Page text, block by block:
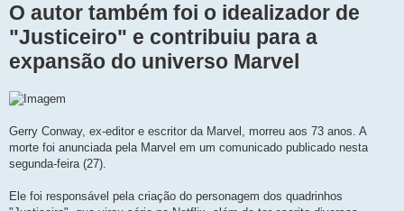
n
s
g
m
O autor também foi o idealizador de
"Justiceiro" e contribuiu para a
expansão do universo Marvel
Gerry Conway, ex-editor e escritor da Marvel, morreu aos 73 anos. A
morte foi anunciada pela Marvel em um comunicado publicado nesta
segunda-feira (27).
Ele foi responsável pela criação do personagem dos quadrinhos